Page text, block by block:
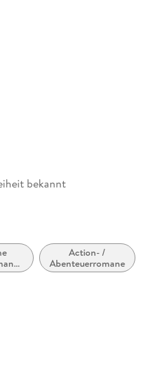
bekannt
Action- /
Abenteuerromane